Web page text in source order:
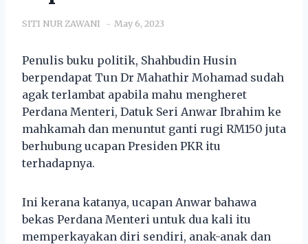
SITI NUR ZAWANI May 6, 2023
Penulis buku politik, Shahbudin Husin
berpendapat Tun Dr Mahathir Mohamad sudah
agak terlambat apabila mahu mengheret
Perdana Menteri, Datuk Seri Anwar Ibrahim ke
mahkamah dan menuntut ganti rugi RM150 juta
berhubung ucapan Presiden PKR itu
terhadapnya.
Ini kerana katanya, ucapan Anwar bahawa
bekas Perdana Menteri untuk dua kali itu
memperkayakan diri sendiri, anak-anak dan